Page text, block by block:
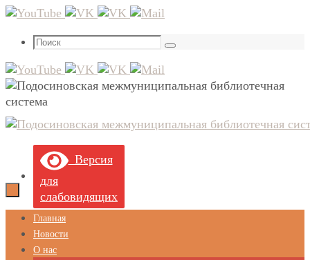
Перейти
содержимому
Что
Поиск
Версия
для
слабовидящих
Перейти
содержимому
Главная
Новости
О нас